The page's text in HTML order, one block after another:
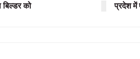
बिल्डर को प्रदेश में